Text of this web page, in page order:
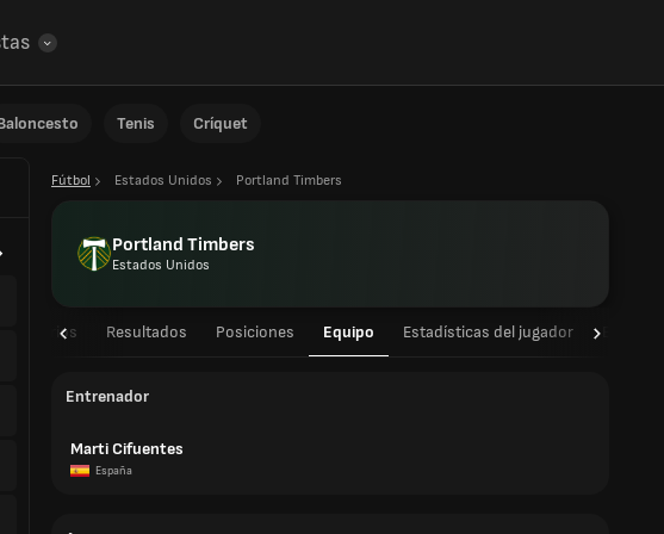
Tenis Críquet
Fútbol Estados Unidos Portland Timbers
Portland Timbers
Estados Unidos
Calendarios Resultados Posiciones Equipo Estadísticas del jugador
Entrenador
Marti Cifuentes
España